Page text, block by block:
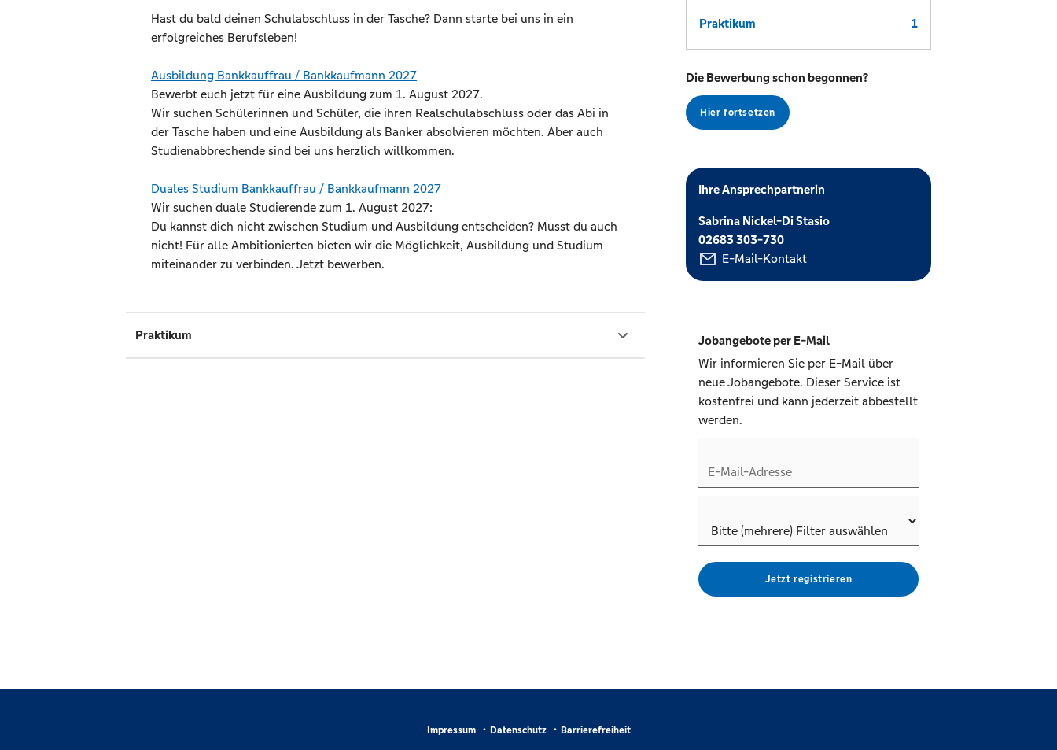
Praktikum 1
Die Bewerbung schon begonnen?
Hier fortsetzen
Ihre Ansprechpartnerin
Sabrina Nickel-Di Stasio
02683 303-730
E-Mail-Kontakt
Jobangebote per E-Mail
Wir informieren Sie per E-Mail über
neue Jobangebote. Dieser Service ist
kostenfrei und kann jederzeit abbestellt
werden.
Hast du bald deinen Schulabschluss in der Tasche? Dann starte bei uns in ein
erfolgreiches Berufsleben!
Ausbildung Bankkauffrau / Bankkaufmann 2027
Bewerbt euch jetzt für eine Ausbildung zum 1. August 2027.
Wir suchen Schülerinnen und Schüler, die ihren Realschulabschluss oder das Abi in
der Tasche haben und eine Ausbildung als Banker absolvieren möchten. Aber auch
Studienabbrechende sind bei uns herzlich willkommen.
Duales Studium Bankkauffrau / Bankkaufmann 2027
Wir suchen duale Studierende zum 1. August 2027:
Du kannst dich nicht zwischen Studium und Ausbildung entscheiden? Musst du auch
nicht! Für alle Ambitionierten bieten wir die Möglichkeit, Ausbildung und Studium
miteinander zu verbinden. Jetzt bewerben.
Praktikum
Impressum Datenschutz Barrierefreiheit